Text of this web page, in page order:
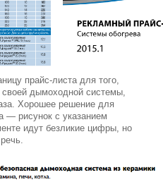
прайс-листа для того,
дымоходной системы,
Хорошее решение для
— рисунок с указанием
идут безликие цифры, но